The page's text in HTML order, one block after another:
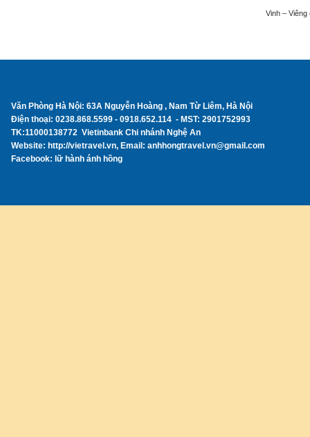
Vinh –
Văn Phòng Hà Nội: 63A Nguyễn Hoàng , Nam Từ Liêm, Hà Nội
Điện thoại: 0238.868.5599 - 0918.652.114 - MST: 2901752993
TK:11000138772 Vietinbank Chi nhánh Nghệ An
Website: http://vietravel.vn, Email: anhhongtravel.vn@gmail.com
Facebook: lữ hành ánh hồng